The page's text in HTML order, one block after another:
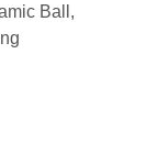
Ball,